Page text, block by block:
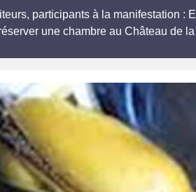
participants à la manifestation :
une chambre au Château de